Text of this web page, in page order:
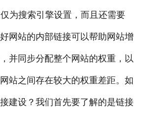
为搜索引擎设置，而且还需要
网站的内部链接可以帮助网站增
并同步分配整个网站的权重，以
站之间存在较大的权重差距。如
建设？我们首先要了解的是链接